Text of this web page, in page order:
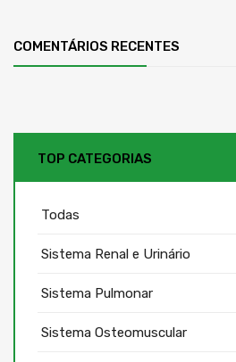
COMENTÁRIOS RECENTES
TOP CATEGORIAS
Todas
Sistema Renal e Urinário
Sistema Pulmonar
Sistema Osteomuscular